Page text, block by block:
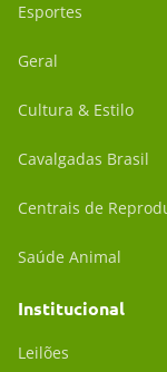
Esportes
Geral
Cultura & Estilo
Cavalgadas Brasil
Centrais de
Saúde Animal
Institucional
Leilões